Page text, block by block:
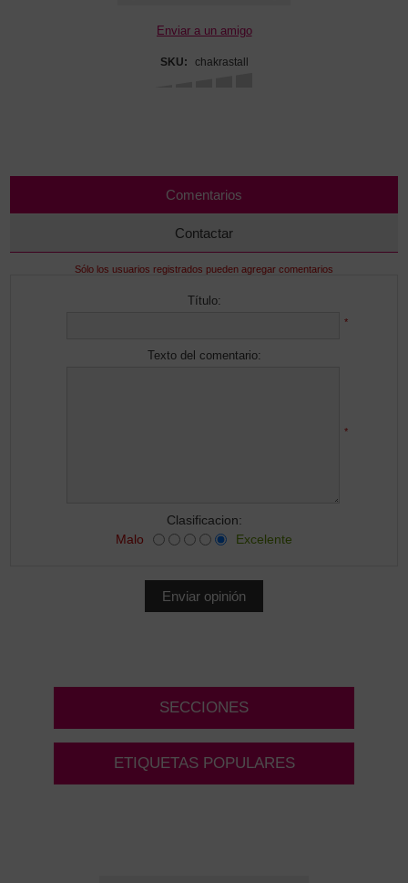
SKU: chakrastall
Comentarios
Contactar
Sólo los usuarios registrados pueden agregar comentarios
Título:
*
Texto del comentario:
*
Clasificacion:
Malo
Excelente
SECCIONES
ETIQUETAS POPULARES